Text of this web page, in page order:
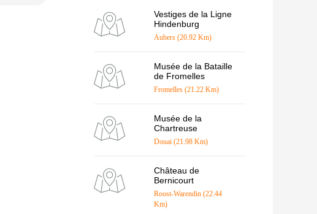
Vestiges de la Ligne
Hindenburg
Aubers (20.92 Km)
Musée de la Bataille
de Fromelles
Fromelles (21.22 Km)
Musée de la
Chartreuse
Douai (21.98 Km)
Château de
Bernicourt
Roost-Warendin (22.44
Km)